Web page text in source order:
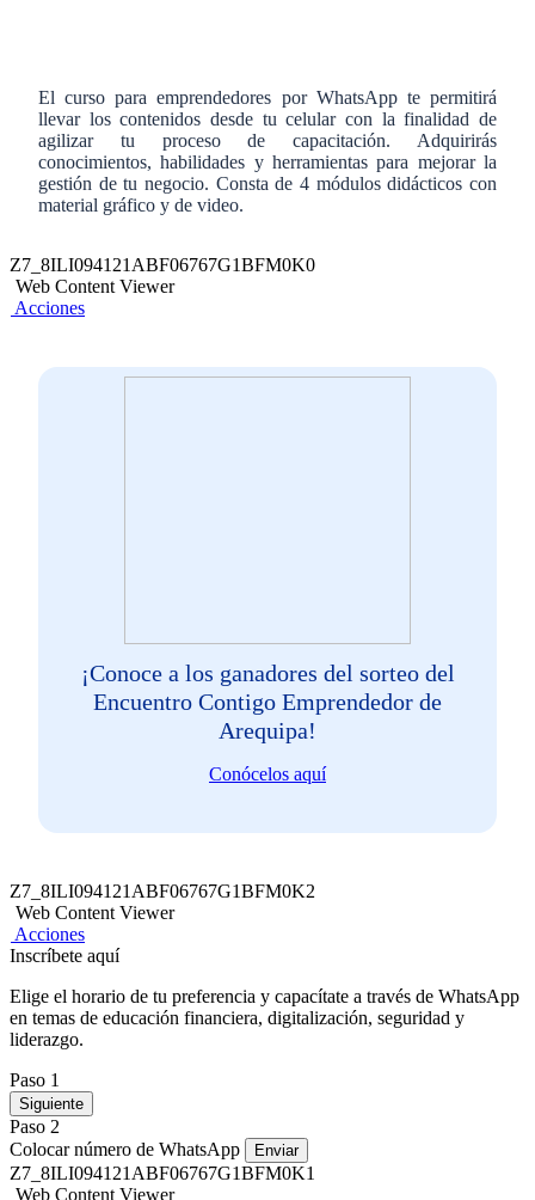
El curso para emprendedores por WhatsApp te permitirá
llevar los contenidos desde tu celular con la finalidad de
agilizar tu proceso de capacitación. Adquirirás
conocimientos, habilidades y herramientas para mejorar la
gestión de tu negocio. Consta de 4 módulos didácticos con
material gráfico y de video.
Z7_8ILI094121ABF06767G1BFM0K0
Web Content Viewer
Acciones
¡Conoce a los ganadores del sorteo del
Encuentro Contigo Emprendedor de
Arequipa!
Conócelos aquí
Z7_8ILI094121ABF06767G1BFM0K2
Web Content Viewer
Acciones
Inscríbete aquí
Elige el horario de tu preferencia y capacítate a través de WhatsApp
en temas de educación financiera, digitalización, seguridad y
liderazgo.
Paso 1
Siguiente
Paso 2
Colocar número de WhatsApp
Enviar
Z7_8ILI094121ABF06767G1BFM0K1
Web Content Viewer